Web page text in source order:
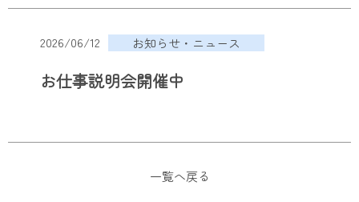
2026/06/12 お知らせ・ニュース
お仕事説明会開催中
一覧へ戻る